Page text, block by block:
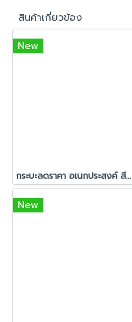
สินค้าเกี่ยวข้อง
New
กระบะลดราคา อเนกประสงค์ สีดำ รุ่นเอโดะ (มีล้อหมุน 360°)
New